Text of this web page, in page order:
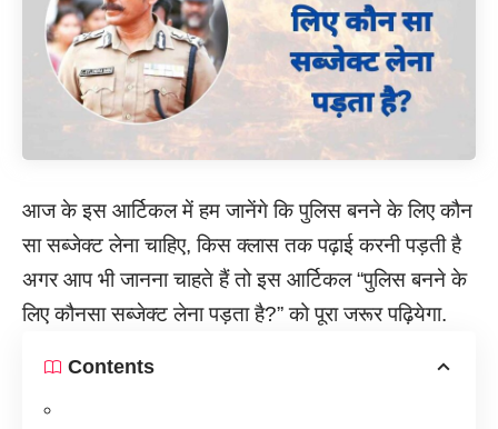
आज के इस आर्टिकल में हम जानेंगे कि पुलिस बनने के लिए कौन
सा सब्जेक्ट लेना चाहिए, किस क्लास तक पढ़ाई करनी पड़ती है
अगर आप भी जानना चाहते हैं तो इस आर्टिकल “पुलिस बनने के
लिए कौनसा सब्जेक्ट लेना पड़ता है?” को पूरा जरूर पढ़ियेगा.
Contents